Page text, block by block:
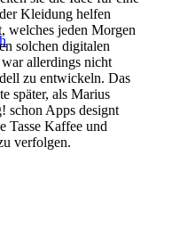
Kleidung helfen
welches jeden Morgen
solchen digitalen
allerdings nicht
zu entwickeln. Das
später, als Marius
schon Apps designt
Tasse Kaffee und
verfolgen.